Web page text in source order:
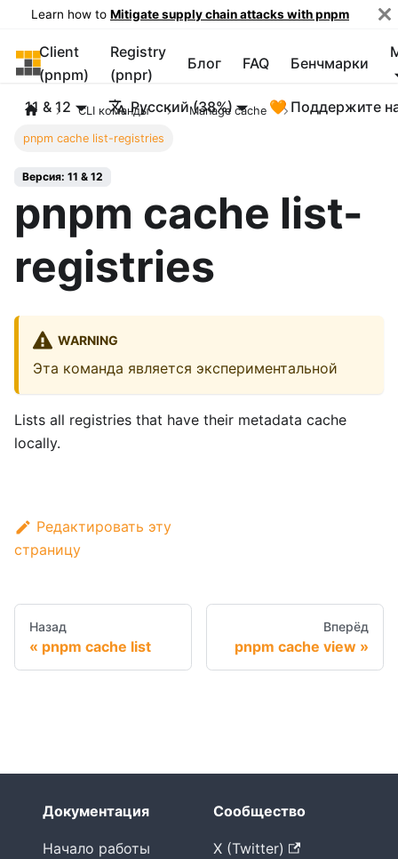
Learn how to Mitigate supply chain attacks with pnpm
pnpm
Client
(pnpm)
Registry
(pnpr)
Блог FAQ Бенчмарки
11 & 12 Русский (38%) 🧡 Поддержите
CLI команды Manage cache
pnpm cache list-registries
Версия: 11 & 12
pnpm cache list-
registries
WARNING
Эта команда является экспериментальной
Lists all registries that have their metadata cache
locally.
Редактировать эту
страницу
Назад
pnpm cache list
Вперёд
pnpm cache view
Документация
Начало работы
Сообщество
X (Twitter)